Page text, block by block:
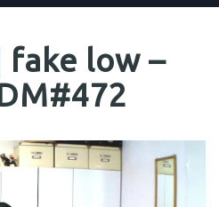
fake low –